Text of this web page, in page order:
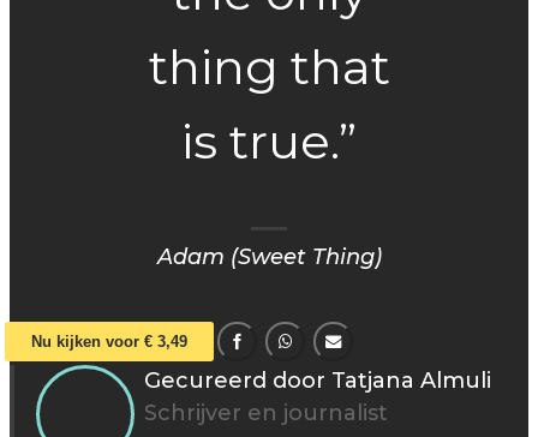
thing that
is true.”
Adam (Sweet Thing)
Nu kijken voor € 3,49
Gecureerd door Tatjana Almuli
Schrijver en journalist